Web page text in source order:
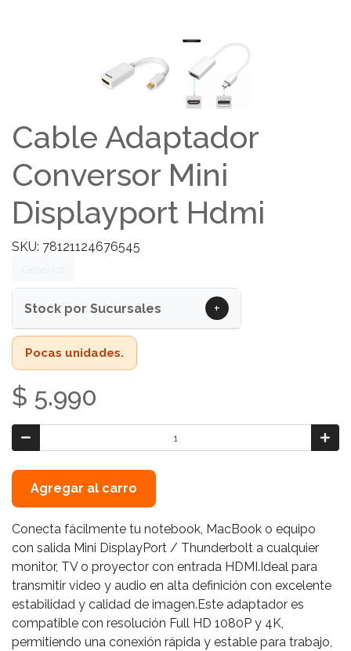
Cable Adaptador
Conversor Mini
Displayport Hdmi
SKU: 78121124676545
Stock por Sucursales +
Pocas unidades.
$ 5.990
Agregar al carro
Conecta fácilmente tu notebook, MacBook o equipo
con salida Mini DisplayPort / Thunderbolt a cualquier
monitor, TV o proyector con entrada HDMI.Ideal para
transmitir video y audio en alta definición con excelente
estabilidad y calidad de imagen.Este adaptador es
compatible con resolución Full HD 1080P y 4K,
permitiendo una conexión rápida y estable para trabajo,